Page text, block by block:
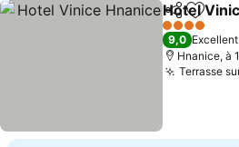
Partager
Hotel
4 Étoiles
9,0 Excellent
Hnanice, à
Terrasse